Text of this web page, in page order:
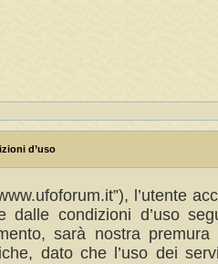
d’uso
l’utente
dalle condizioni d’uso
sarà nostra
dato che l’uso dei